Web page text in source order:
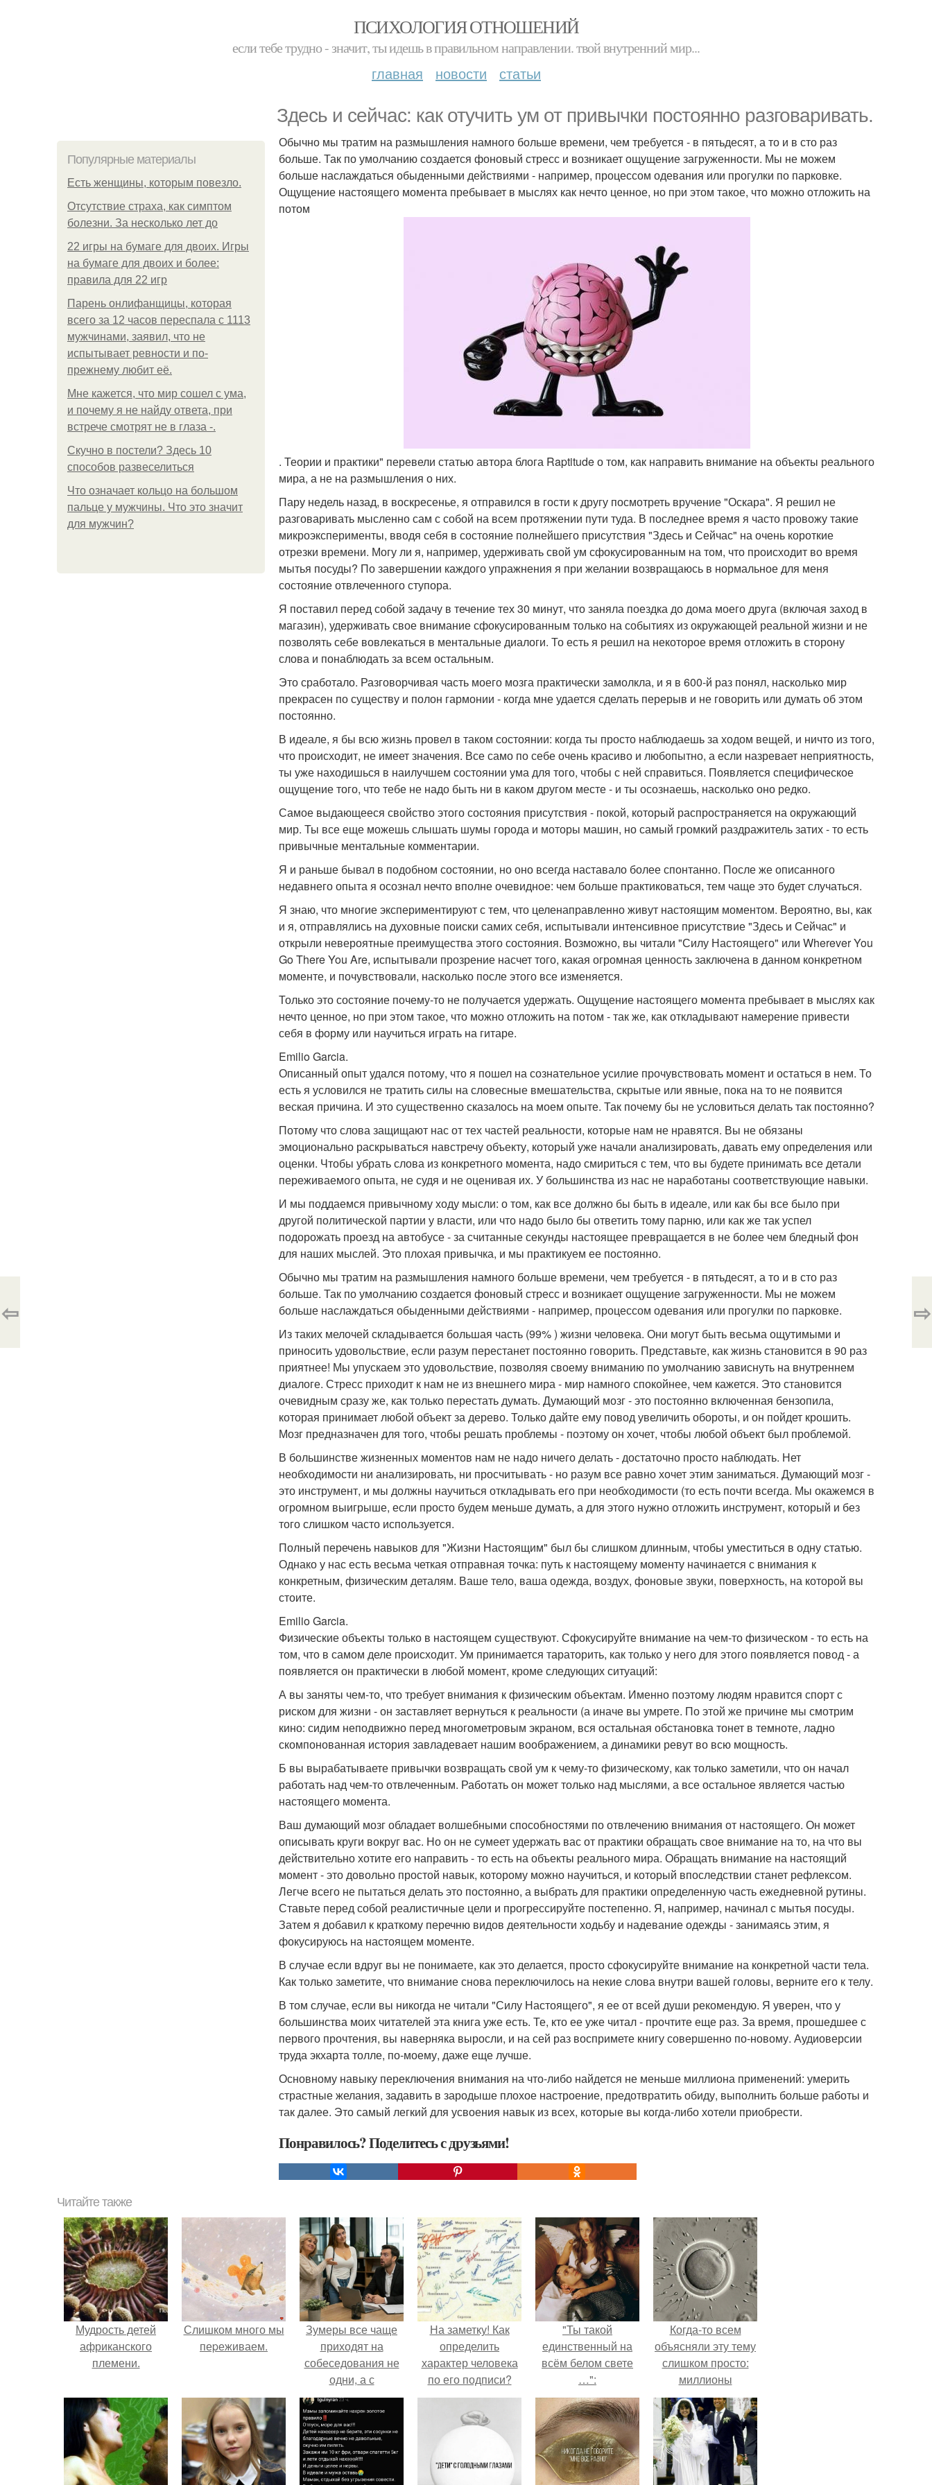
ПСИХОЛОГИЯ ОТНОШЕНИЙ
если тебе трудно - значит, ты идешь в правильном направлении. твой внутренний мир...
главная новости статьи
Здесь и сейчас: как отучить ум от привычки постоянно разговаривать.
Популярные материалы
Есть женщины, которым повезло.
Отсутствие страха, как симптом
болезни. За несколько лет до
22 игры на бумаге для двоих. Игры
на бумаге для двоих и более:
правила для 22 игр
Парень онлифанщицы, которая
всего за 12 часов переспала с 1113
мужчинами, заявил, что не
испытывает ревности и по-
прежнему любит её.
Мне кажется, что мир сошел с ума,
и почему я не найду ответа, при
встрече смотрят не в глаза -.
Скучно в постели? Здесь 10
способов развеселиться
Что означает кольцо на большом
пальце у мужчины. Что это значит
для мужчин?
Обычно мы тратим на размышления намного больше времени, чем требуется - в пятьдесят, а то и в сто раз
больше. Так по умолчанию создается фоновый стресс и возникает ощущение загруженности. Мы не можем
больше наслаждаться обыденными действиями - например, процессом одевания или прогулки по парковке.
Ощущение настоящего момента пребывает в мыслях как нечто ценное, но при этом такое, что можно отложить на
потом
. Теории и практики" перевели статью автора блога Raptitude о том, как направить внимание на объекты реального
мира, а не на размышления о них.
Пару недель назад, в воскресенье, я отправился в гости к другу посмотреть вручение "Оскара". Я решил не
разговаривать мысленно сам с собой на всем протяжении пути туда. В последнее время я часто провожу такие
микроэксперименты, вводя себя в состояние полнейшего присутствия "Здесь и Сейчас" на очень короткие
отрезки времени. Могу ли я, например, удерживать свой ум сфокусированным на том, что происходит во время
мытья посуды? По завершении каждого упражнения я при желании возвращаюсь в нормальное для меня
состояние отвлеченного ступора.
Я поставил перед собой задачу в течение тех 30 минут, что заняла поездка до дома моего друга (включая заход в
магазин), удерживать свое внимание сфокусированным только на событиях из окружающей реальной жизни и не
позволять себе вовлекаться в ментальные диалоги. То есть я решил на некоторое время отложить в сторону
слова и понаблюдать за всем остальным.
Это сработало. Разговорчивая часть моего мозга практически замолкла, и я в 600-й раз понял, насколько мир
прекрасен по существу и полон гармонии - когда мне удается сделать перерыв и не говорить или думать об этом
постоянно.
В идеале, я бы всю жизнь провел в таком состоянии: когда ты просто наблюдаешь за ходом вещей, и ничто из того,
что происходит, не имеет значения. Все само по себе очень красиво и любопытно, а если назревает неприятность,
ты уже находишься в наилучшем состоянии ума для того, чтобы с ней справиться. Появляется специфическое
ощущение того, что тебе не надо быть ни в каком другом месте - и ты осознаешь, насколько оно редко.
Самое выдающееся свойство этого состояния присутствия - покой, который распространяется на окружающий
мир. Ты все еще можешь слышать шумы города и моторы машин, но самый громкий раздражитель затих - то есть
привычные ментальные комментарии.
Я и раньше бывал в подобном состоянии, но оно всегда наставало более спонтанно. После же описанного
недавнего опыта я осознал нечто вполне очевидное: чем больше практиковаться, тем чаще это будет случаться.
Я знаю, что многие экспериментируют с тем, что целенаправленно живут настоящим моментом. Вероятно, вы, как
и я, отправлялись на духовные поиски самих себя, испытывали интенсивное присутствие "Здесь и Сейчас" и
открыли невероятные преимущества этого состояния. Возможно, вы читали "Силу Настоящего" или Wherever You
Go There You Are, испытывали прозрение насчет того, какая огромная ценность заключена в данном конкретном
моменте, и почувствовали, насколько после этого все изменяется.
Только это состояние почему-то не получается удержать. Ощущение настоящего момента пребывает в мыслях как
нечто ценное, но при этом такое, что можно отложить на потом - так же, как откладывают намерение привести
себя в форму или научиться играть на гитаре.
Emilio Garcia.
Описанный опыт удался потому, что я пошел на сознательное усилие прочувствовать момент и остаться в нем. То
есть я условился не тратить силы на словесные вмешательства, скрытые или явные, пока на то не появится
веская причина. И это существенно сказалось на моем опыте. Так почему бы не условиться делать так постоянно?
Потому что слова защищают нас от тех частей реальности, которые нам не нравятся. Вы не обязаны
эмоционально раскрываться навстречу объекту, который уже начали анализировать, давать ему определения или
оценки. Чтобы убрать слова из конкретного момента, надо смириться с тем, что вы будете принимать все детали
переживаемого опыта, не судя и не оценивая их. У большинства из нас не наработаны соответствующие навыки.
И мы поддаемся привычному ходу мысли: о том, как все должно бы быть в идеале, или как бы все было при
другой политической партии у власти, или что надо было бы ответить тому парню, или как же так успел
подорожать проезд на автобусе - за считанные секунды настоящее превращается в не более чем бледный фон
для наших мыслей. Это плохая привычка, и мы практикуем ее постоянно.
Обычно мы тратим на размышления намного больше времени, чем требуется - в пятьдесят, а то и в сто раз
больше. Так по умолчанию создается фоновый стресс и возникает ощущение загруженности. Мы не можем
больше наслаждаться обыденными действиями - например, процессом одевания или прогулки по парковке.
Из таких мелочей складывается большая часть (99% ) жизни человека. Они могут быть весьма ощутимыми и
приносить удовольствие, если разум перестанет постоянно говорить. Представьте, как жизнь становится в 90 раз
приятнее! Мы упускаем это удовольствие, позволяя своему вниманию по умолчанию зависнуть на внутреннем
диалоге. Стресс приходит к нам не из внешнего мира - мир намного спокойнее, чем кажется. Это становится
очевидным сразу же, как только перестать думать. Думающий мозг - это постоянно включенная бензопила,
которая принимает любой объект за дерево. Только дайте ему повод увеличить обороты, и он пойдет крошить.
Мозг предназначен для того, чтобы решать проблемы - поэтому он хочет, чтобы любой объект был проблемой.
В большинстве жизненных моментов нам не надо ничего делать - достаточно просто наблюдать. Нет
необходимости ни анализировать, ни просчитывать - но разум все равно хочет этим заниматься. Думающий мозг -
это инструмент, и мы должны научиться откладывать его при необходимости (то есть почти всегда. Мы окажемся в
огромном выигрыше, если просто будем меньше думать, а для этого нужно отложить инструмент, который и без
того слишком часто используется.
Полный перечень навыков для "Жизни Настоящим" был бы слишком длинным, чтобы уместиться в одну статью.
Однако у нас есть весьма четкая отправная точка: путь к настоящему моменту начинается с внимания к
конкретным, физическим деталям. Ваше тело, ваша одежда, воздух, фоновые звуки, поверхность, на которой вы
стоите.
Emilio Garcia.
Физические объекты только в настоящем существуют. Сфокусируйте внимание на чем-то физическом - то есть на
том, что в самом деле происходит. Ум принимается тараторить, как только у него для этого появляется повод - а
появляется он практически в любой момент, кроме следующих ситуаций:
А вы заняты чем-то, что требует внимания к физическим объектам. Именно поэтому людям нравится спорт с
риском для жизни - он заставляет вернуться к реальности (а иначе вы умрете. По этой же причине мы смотрим
кино: сидим неподвижно перед многометровым экраном, вся остальная обстановка тонет в темноте, ладно
скомпонованная история завладевает нашим воображением, а динамики ревут во всю мощность.
Б вы вырабатываете привычки возвращать свой ум к чему-то физическому, как только заметили, что он начал
работать над чем-то отвлеченным. Работать он может только над мыслями, а все остальное является частью
настоящего момента.
Ваш думающий мозг обладает волшебными способностями по отвлечению внимания от настоящего. Он может
описывать круги вокруг вас. Но он не сумеет удержать вас от практики обращать свое внимание на то, на что вы
действительно хотите его направить - то есть на объекты реального мира. Обращать внимание на настоящий
момент - это довольно простой навык, которому можно научиться, и который впоследствии станет рефлексом.
Легче всего не пытаться делать это постоянно, а выбрать для практики определенную часть ежедневной рутины.
Ставьте перед собой реалистичные цели и прогрессируйте постепенно. Я, например, начинал с мытья посуды.
Затем я добавил к краткому перечню видов деятельности ходьбу и надевание одежды - занимаясь этим, я
фокусируюсь на настоящем моменте.
В случае если вдруг вы не понимаете, как это делается, просто сфокусируйте внимание на конкретной части тела.
Как только заметите, что внимание снова переключилось на некие слова внутри вашей головы, верните его к телу.
В том случае, если вы никогда не читали "Силу Настоящего", я ее от всей души рекомендую. Я уверен, что у
большинства моих читателей эта книга уже есть. Те, кто ее уже читал - прочтите еще раз. За время, прошедшее с
первого прочтения, вы наверняка выросли, и на сей раз воспримете книгу совершенно по-новому. Аудиоверсии
труда экхарта толле, по-моему, даже еще лучше.
Основному навыку переключения внимания на что-либо найдется не меньше миллиона применений: умерить
страстные желания, задавить в зародыше плохое настроение, предотвратить обиду, выполнить больше работы и
так далее. Это самый легкий для усвоения навык из всех, которые вы когда-либо хотели приобрести.
Понравилось? Поделитесь с друзьями!
⇦ ⇨
Читайте также
Мудрость детей
африканского
племени.
Слишком много мы
пеpеживаем.
Зумеры все чаще
приходят на
собеседования не
одни, а с
родителями,
жалуются эйчары.
На заметку! Как
определить
характер человека
по его подписи?
"Ты такой
единственный на
всём белом свете
…":
Когда-то всем
объясняли эту тему
слишком просто:
миллионы
сперматозоидов
бегут к цели, а
побеждает самый
быстрый.